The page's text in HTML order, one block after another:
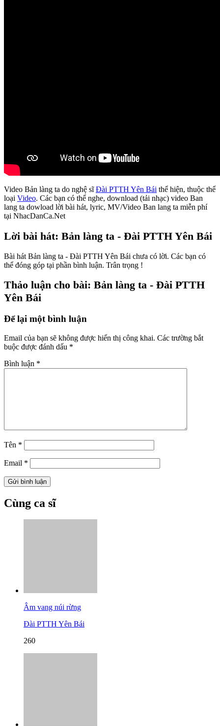
Video Bản làng ta do nghệ sĩĐài PTTH Yên Bái thể hiện, thuộc thể
loại Video. Các bạn có thể nghe, download (tải nhạc) video Ban
lang ta dowload lời bài hát, lyric, MV/Video Ban lang ta miễn phí
tại NhacDanCa.Net
Lời bài hát: Bản làng ta - Đài PTTH Yên Bái
Bài hát Bản làng ta - Đài PTTH Yên Bái chưa có lời. Các bạn có
thể đóng góp tại phần bình luận. Trân trọng !
Thảo luận cho bài: Bản làng ta - Đài PTTH
Yên Bái
Để lại một bình luận
Email của bạn sẽ không được hiển thị công khai. Các trường bắt
buộc được đánh dấu *
Bình luận *
Tên *
Email *
Cùng ca sĩ
Âm vang núi rừng
Đài PTTH Yên Bái
260